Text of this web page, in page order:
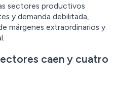
sectores productivos
y demanda debilitada,
márgenes extraordinarios y
caen y cuatro